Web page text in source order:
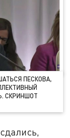
ПЕСКОВА,
СКРИНШОТ